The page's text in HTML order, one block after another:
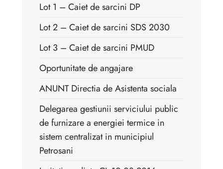
Lot 1 – Caiet de sarcini DP
Lot 2 – Caiet de sarcini SDS 2030
Lot 3 – Caiet de sarcini PMUD
Oportunitate de angajare
ANUNT Directia de Asistenta sociala
Delegarea gestiunii serviciului public
de furnizare a energiei termice in
sistem centralizat in municipiul
Petrosani